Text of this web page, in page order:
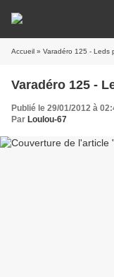
Accueil » Varadéro 125 - Leds
Varadéro 125 -
Publié le 29/01/2012 à
Par Loulou-67